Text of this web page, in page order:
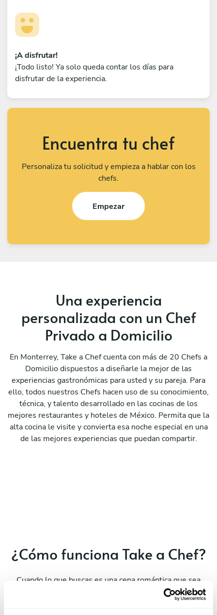
¡A disfrutar!
¡Todo listo! Ya solo queda contar los días para
disfrutar de la experiencia.
Encuentra tu chef
Personaliza tu solicitud y empieza a hablar con los
chefs.
Empezar
Una experiencia
personalizada con un Chef
Privado a Domicilio
En Monterrey, Take a Chef cuenta con más de 20 Chefs a
Domicilio dispuestos a diseñarle la mejor de las
experiencias gastronómicas para usted y su pareja. Para
ello, todos nuestros Chefs hacen uso de su conocimiento,
técnica, y talento desarrollado en las cocinas de los
mejores restaurantes y hoteles de México. Permita que la
alta cocina le visite y convierta esa noche especial en una
de las mejores experiencias que puedan compartir.
¿Cómo funciona Take a Chef?
Cuando lo que buscas es una cena romántica que sea
diferente a todo lo anterior, estás en el sitio correcto. ¿Te
atreverías a disfrutar con tu pareja de una experiencia